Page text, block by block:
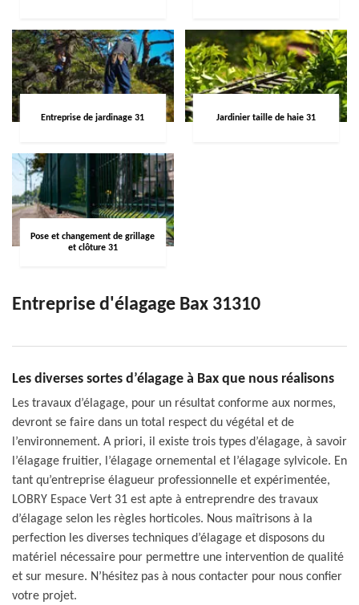
Entreprise de jardinage 31 Jardinier taille de haie 31
Pose et changement de grillage
et clôture 31
Entreprise d'élagage Bax 31310
Les diverses sortes d’élagage à Bax que nous réalisons
Les travaux d’élagage, pour un résultat conforme aux normes,
devront se faire dans un total respect du végétal et de
l’environnement. A priori, il existe trois types d’élagage, à savoir
l’élagage fruitier, l’élagage ornemental et l’élagage sylvicole. En
tant qu’entreprise élagueur professionnelle et expérimentée,
LOBRY Espace Vert 31 est apte à entreprendre des travaux
d’élagage selon les règles horticoles. Nous maîtrisons à la
perfection les diverses techniques d’élagage et disposons du
matériel nécessaire pour permettre une intervention de qualité
et sur mesure. N’hésitez pas à nous contacter pour nous confier
votre projet.